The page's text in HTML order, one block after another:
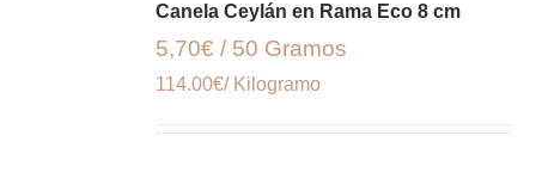
Canela Ceylán en Rama Eco 8 cm
5,70€ / 50 Gramos
114.00€/ Kilogramo